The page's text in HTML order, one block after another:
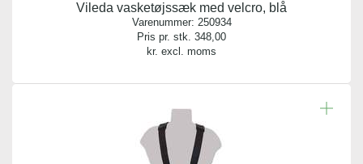
Vileda vasketøjssæk med velcro, blå
Varenummer: 250934
Pris pr. stk. 348,00
kr. excl. moms